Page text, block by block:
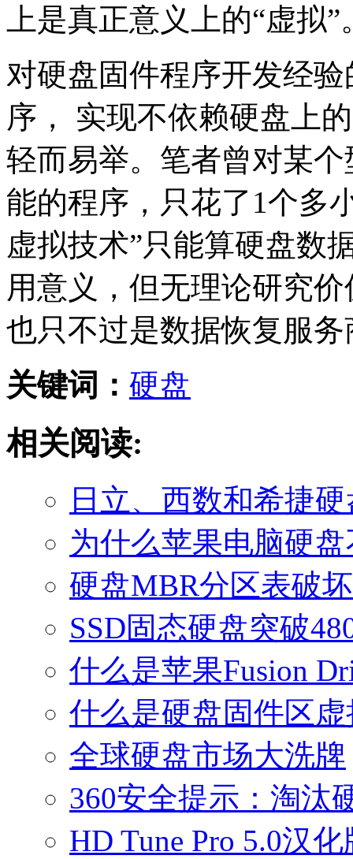
上是真正意义上的“虚拟”
对硬盘固件程序开发经
序， 实现不依赖硬盘上
轻而易举。笔者曾对某
能的程序，只花了1个多
虚拟技术”只能算硬盘数
用意义，但无理论研究
也只不过是数据恢复服
关键词： 硬盘
相关阅读:
日立、西数和希捷
为什么苹果电脑硬
硬盘MBR分区表破
SSD固态硬盘突破
什么是苹果Fusion
什么是硬盘固件区
全球硬盘市场大洗牌
360安全提示：淘汰
HD Tune Pro 5.0汉